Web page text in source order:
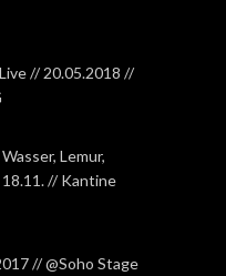
// 20.05.2018 //
Lemur,
// Kantine
// @Soho Stage